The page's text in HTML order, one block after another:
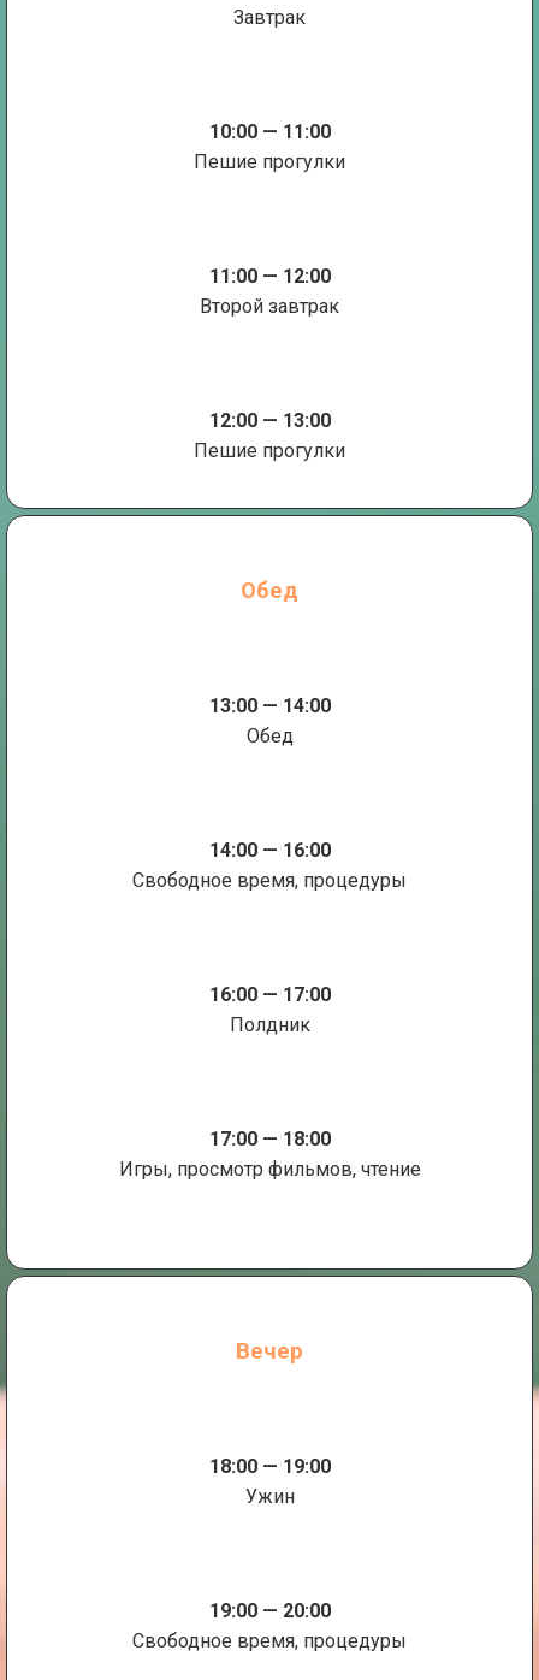
Завтрак
10:00 — 11:00
Пешие прогулки
11:00 — 12:00
Второй завтрак
12:00 — 13:00
Пешие прогулки
Обед
13:00 — 14:00
Обед
14:00 — 16:00
Свободное время, процедуры
16:00 — 17:00
Полдник
17:00 — 18:00
Игры, просмотр фильмов, чтение
Вечер
18:00 — 19:00
Ужин
19:00 — 20:00
Свободное время, процедуры